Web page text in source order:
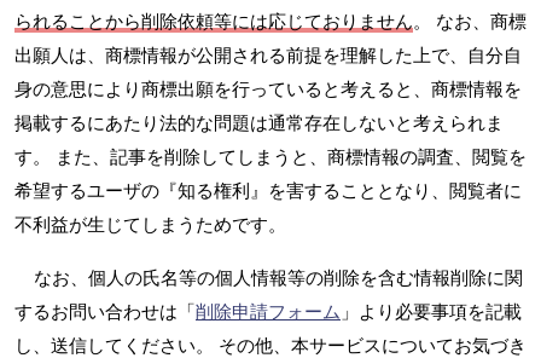
られることから削除依頼等には応じておりません。 なお、商標
出願人は、商標情報が公開される前提を理解した上で、自分自
身の意思により商標出願を行っていると考えると、商標情報を
掲載するにあたり法的な問題は通常存在しないと考えられま
す。 また、記事を削除してしまうと、商標情報の調査、閲覧を
希望するユーザの『知る権利』を害することとなり、閲覧者に
不利益が生じてしまうためです。
なお、個人の氏名等の個人情報等の削除を含む情報削除に関
するお問い合わせは「削除申請フォーム 」より必要事項を記載
し、送信してください。 その他、本サービスについてお気づき